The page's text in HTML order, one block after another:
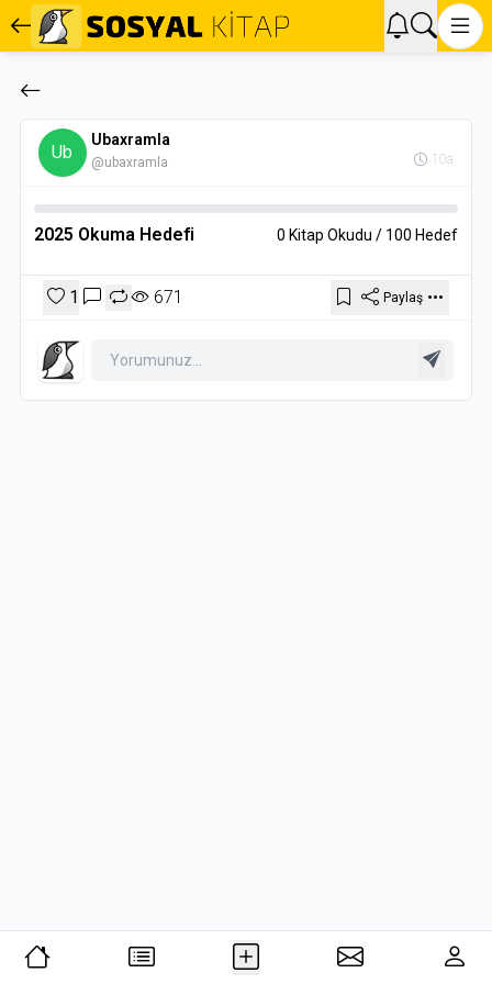
Ub
Ubaxramla
@ubaxramla 10a
2025 Okuma Hedefi 0 Kitap Okudu / 100 Hedef
1 671 Paylaş